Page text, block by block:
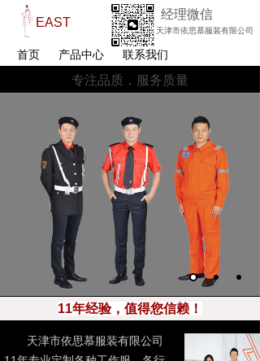
经理微信
EAST
天津市依思慕服装有限公司
首页 产品中心 联系我们
专注品质，服务质量
十年专业服装订制
品质工艺 创造职场精彩
11年经验，值得您信赖！
天津市依思慕服装有限公司